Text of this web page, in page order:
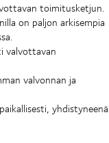
toimitusketjun.
on paljon arkisempia
valvottavan
valvonnan ja
yhdistyneenä